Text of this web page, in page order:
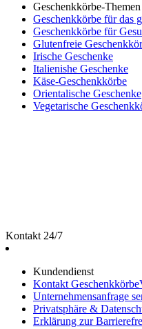
Geschenkkörbe-Themen
Geschenkkörbe für das
Geschenkkörbe für
Glutenfreie
Irische Geschenke
Italienishe Geschenke
Käse-Geschenkkörbe
Orientalische Geschenke
Vegetarische
Kontakt 24/7
Kundendienst
Kontakt
Unternehmensanfrage
Privatsphäre &
Erklärung zur